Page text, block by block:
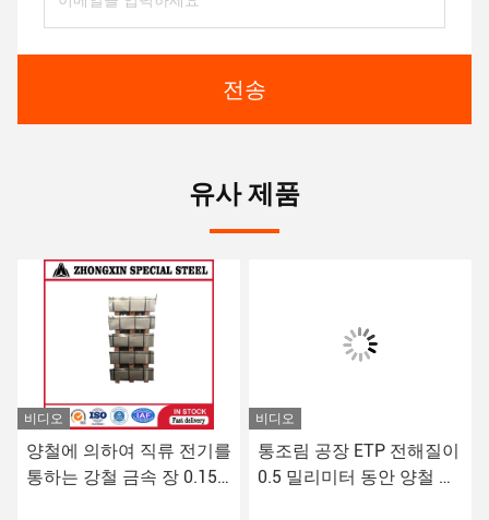
전송
유사 제품
비디오
양철에 의하여 직류 전기를
통하는 강철 금속 장 0.15
비디오
통조림 공장 ETP 전해질이
0.5 밀리미터 동안 양철 아